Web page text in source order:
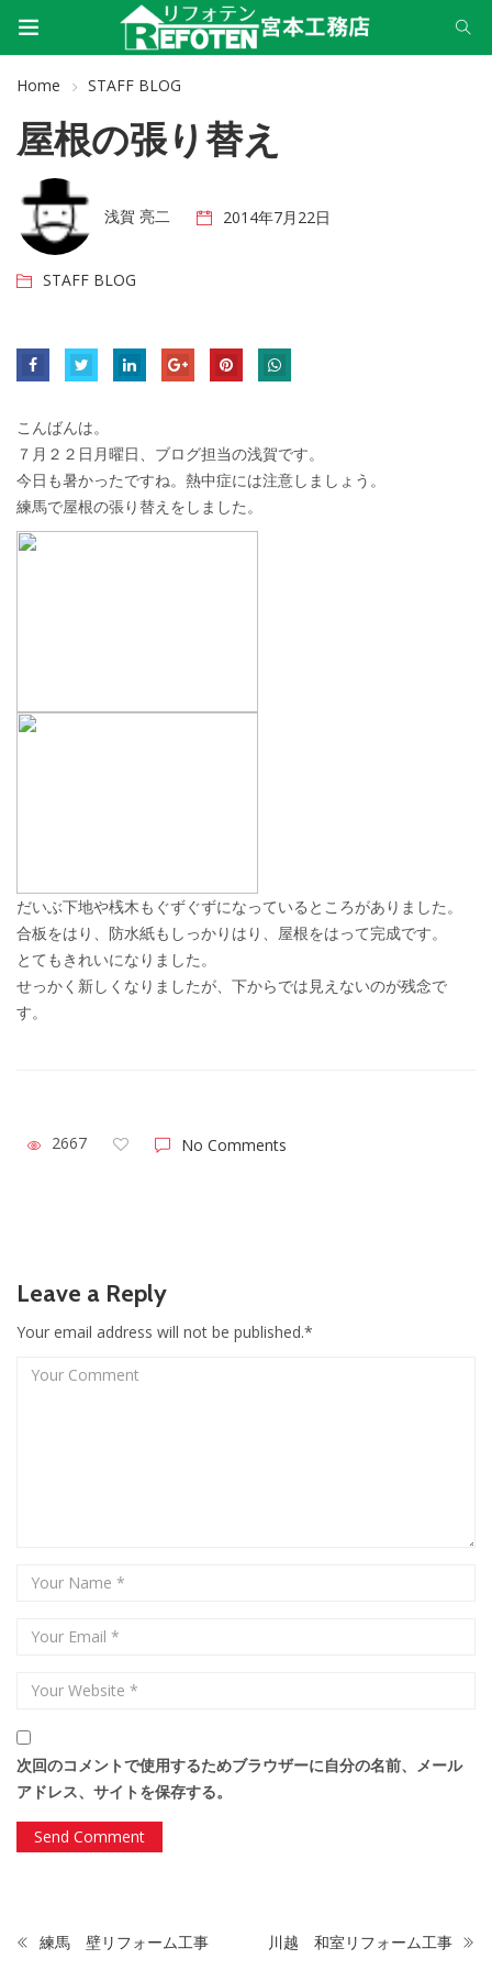
Home STAFF BLOG
屋根の張り替え
浅賀 亮二 2014年7月22日
STAFF BLOG
こんばんは。
７月２２日月曜日、ブログ担当の浅賀です。
今日も暑かったですね。熱中症には注意しましょう。
練馬で屋根の張り替えをしました。
だいぶ下地や桟木もぐずぐずになっているところがありました。
合板をはり、防水紙もしっかりはり、屋根をはって完成です。
とてもきれいになりました。
せっかく新しくなりましたが、下からでは見えないのが残念で
す。
2667 No Comments
Leave a Reply
Your email address will not be published.*
次回のコメントで使用するためブラウザーに自分の名前、メール
アドレス、サイトを保存する。
練馬 壁リフォーム工事 川越 和室リフォーム工事